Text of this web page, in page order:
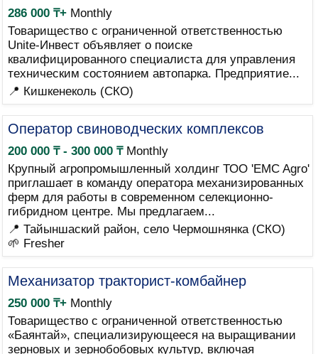
286 000 ₸+Monthly
Товарищество с ограниченной ответственностью
Unite-Инвест объявляет о поиске
квалифицированного специалиста для управления
техническим состоянием автопарка. Предприятие...
📍 Кишкенеколь (СКО)
Оператор свиноводческих комплексов
200 000 ₸ - 300 000 ₸Monthly
Крупный агропромышленный холдинг ТОО 'EMC Agro'
приглашает в команду оператора механизированных
ферм для работы в современном селекционно-
гибридном центре. Мы предлагаем...
📍 Тайыншаский район, село Чермошнянка (СКО)
🌱 Fresher
Механизатор тракторист-комбайнер
250 000 ₸+Monthly
Товарищество с ограниченной ответственностью
«Баянтай», специализирующееся на выращивании
зерновых и зернобобовых культур, включая